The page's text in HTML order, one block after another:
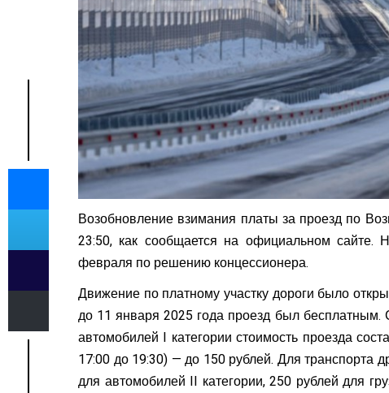
Возобновление взимания платы за проезд по
23:50, как сообщается на официальном
февраля по решению концессионера.
Движение по платному участку дороги было
до 11 января 2025 года проезд был
автомобилей I категории стоимость проезда
17:00 до 19:30) — до 150 рублей. Для транспорта
для автомобилей II категории, 250 рублей для